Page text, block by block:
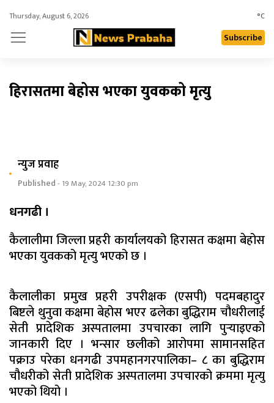
Thursday, August 6, 2026 °C
Subscribe
हिरासतमा बेहोस भएका युवकको मृत्यु
न्युज प्रवाह
Published- 19 May, 2024 12:30 pm
धनगढी ।
कैलालीमा जिल्ला प्रहरी कार्यालयको हिरासत कक्षमा बेहोस
भएका युवकको मृत्यु भएको छ ।
कैलालीका प्रमुख प्रहरी उपरीक्षक (एसपी) पदमबहादुर
बिष्टले थुनुवा कक्षमा बेहोस भएर ढलेका बुद्धिराम चौधरीलाई
सेती प्रादेशिक अस्पतालमा उपचारका लागि पुर्‍याइएको
जानकारी दिए । भन्सार छलीको आरोपमा सामानसहित
पक्राउ परेका धनगढी उपमहानगरपालिका– ८ का बुद्धिराम
चौधरीको सेती प्रादेशिक अस्पतालमा उपचारको क्रममा मृत्यु
भएको थियो ।